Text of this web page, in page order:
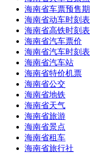
海南省车票预售期
海南省动车时刻表
海南省高铁时刻表
海南省汽车票价
海南省汽车时刻表
海南省汽车站
海南省特价机票
海南省公交
海南省地铁
海南省天气
海南省旅游
海南省景点
海南省租车
海南省旅行社